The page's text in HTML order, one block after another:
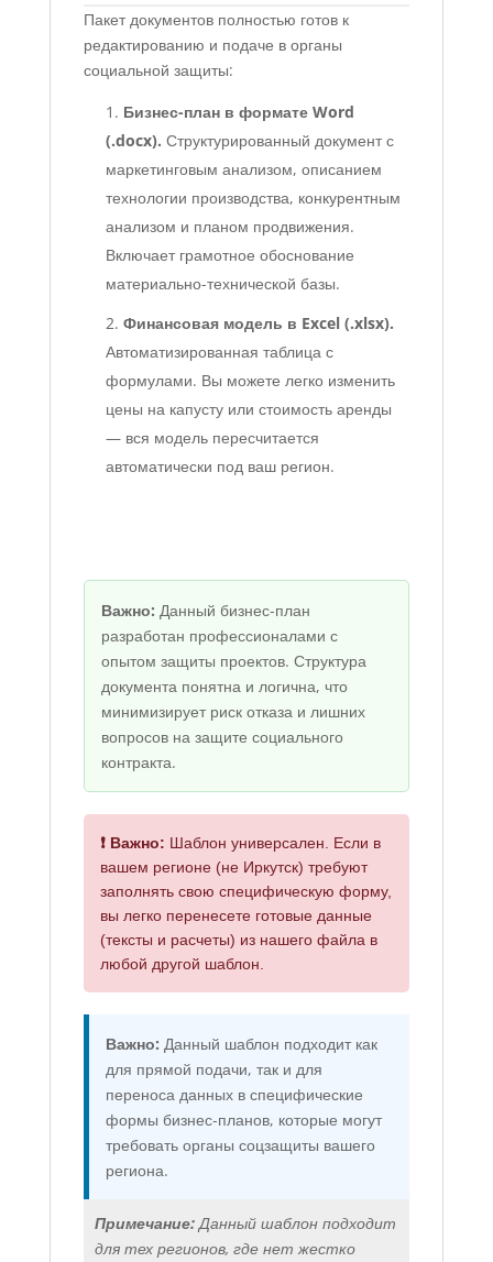
Пакет документов полностью готов к
редактированию и подаче в органы
социальной защиты:
Бизнес-план в формате Word
(.docx). Структурированный документ с
маркетинговым анализом, описанием
технологии производства, конкурентным
анализом и планом продвижения.
Включает грамотное обоснование
материально-технической базы.
Финансовая модель в Excel (.xlsx).
Автоматизированная таблица с
формулами. Вы можете легко изменить
цены на капусту или стоимость аренды
— вся модель пересчитается
автоматически под ваш регион.
Важно: Данный бизнес-план
разработан профессионалами с
опытом защиты проектов. Структура
документа понятна и логична, что
минимизирует риск отказа и лишних
вопросов на защите социального
контракта.
❗ Важно: Шаблон универсален. Если в
вашем регионе (не Иркутск) требуют
заполнять свою специфическую форму,
вы легко перенесете готовые данные
(тексты и расчеты) из нашего файла в
любой другой шаблон.
Важно: Данный шаблон подходит как
для прямой подачи, так и для
переноса данных в специфические
формы бизнес-планов, которые могут
требовать органы соцзащиты вашего
региона.
Примечание:Данный шаблон подходит
для тех регионов, где нет жестко